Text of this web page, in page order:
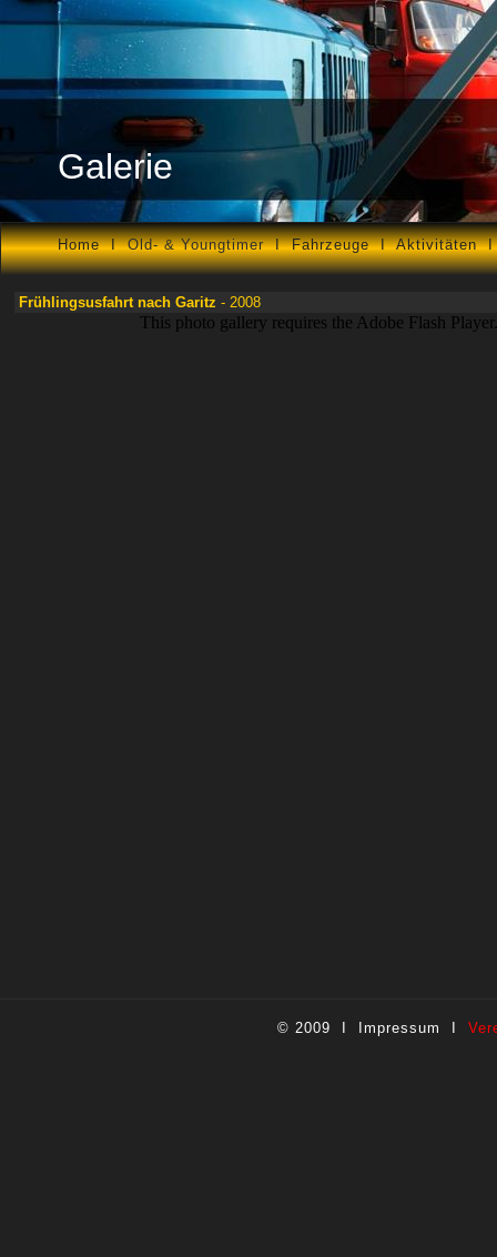
Galerie
HomeIOld- & YoungtimerIFahrzeugeIAktivitäten
Frühlingsusfahrt nach Garitz - 2008
© 2009 I Impressum